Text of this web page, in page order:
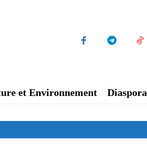
et Environnement Diaspora